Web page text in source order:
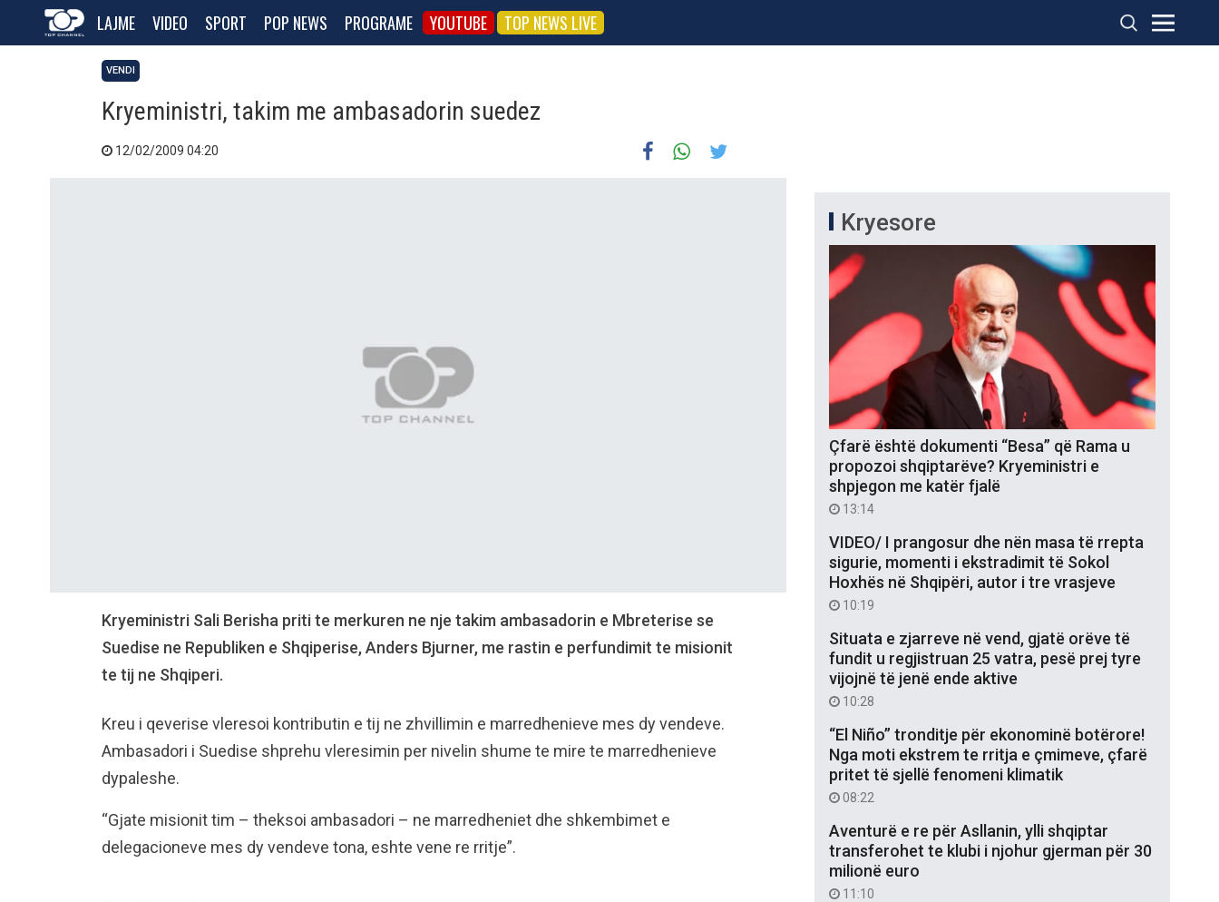
LAJME VIDEO SPORT POP NEWS PROGRAME YOUTUBE TOP NEWS LIVE
VENDI
Kryeministri, takim me ambasadorin suedez
12/02/2009 04:20
Kryeministri Sali Berisha priti te merkuren ne nje takim ambasadorin e Mbreterise se
Suedise ne Republiken e Shqiperise, Anders Bjurner, me rastin e perfundimit te misionit
te tij ne Shqiperi.
Kreu i qeverise vleresoi kontributin e tij ne zhvillimin e marredhenieve mes dy vendeve.
Ambasadori i Suedise shprehu vleresimin per nivelin shume te mire te marredhenieve
dypaleshe.
“Gjate misionit tim – theksoi ambasadori – ne marredheniet dhe shkembimet e
delegacioneve mes dy vendeve tona, eshte vene re rritje”.
Kryesore
Çfarë është dokumenti “Besa” që Rama u
propozoi shqiptarëve? Kryeministri e
shpjegon me katër fjalë
13:14
VIDEO/ I prangosur dhe nën masa të rrepta
sigurie, momenti i ekstradimit të Sokol
Hoxhës në Shqipëri, autor i tre vrasjeve
10:19
Situata e zjarreve në vend, gjatë orëve të
fundit u regjistruan 25 vatra, pesë prej tyre
vijojnë të jenë ende aktive
10:28
“El Niño” tronditje për ekonominë botërore!
Nga moti ekstrem te rritja e çmimeve, çfarë
pritet të sjellë fenomeni klimatik
08:22
Aventurë e re për Asllanin, ylli shqiptar
transferohet te klubi i njohur gjerman për 30
milionë euro
11:10